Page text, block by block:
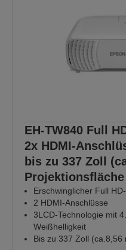
EH-TW840 Full
2x HDMI-
bis zu 337 Zoll
Projektionsfläche
Erschwinglicher Full
2 HDMI-Anschlüsse
3LCD-Technologie mit
Weißhelligkeit
Bis zu 337 Zoll